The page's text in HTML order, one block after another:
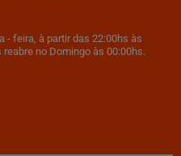
- feira, à partir das 22:00hs às
no Domingo às 00:00hs.